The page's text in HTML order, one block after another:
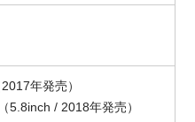
年発売）
5.8inch / 2018年発売）